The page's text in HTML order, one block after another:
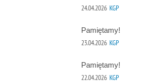
24.04.2026 KGP
Pamiętamy!
23.04.2026 KGP
Pamiętamy!
22.04.2026 KGP